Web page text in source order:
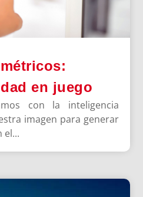
en juego
con la inteligencia
imagen para generar
el...